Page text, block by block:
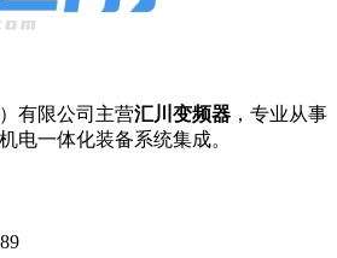
有限公司主营汇川变频器 ，专业从事
电一体化装备系统集成。